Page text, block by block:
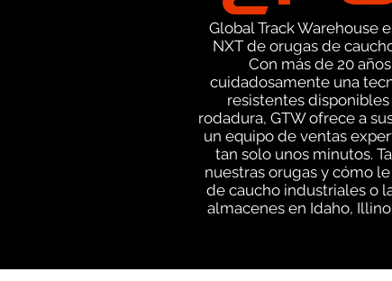
Global Track Warehouse
NXT de orugas de
Con más de 20
cuidadosamente una
resistentes
rodadura, GTW ofrece a
un equipo de ventas
tan solo unos minutos.
nuestras orugas y cómo
de caucho industriales o
almacenes en Idaho,